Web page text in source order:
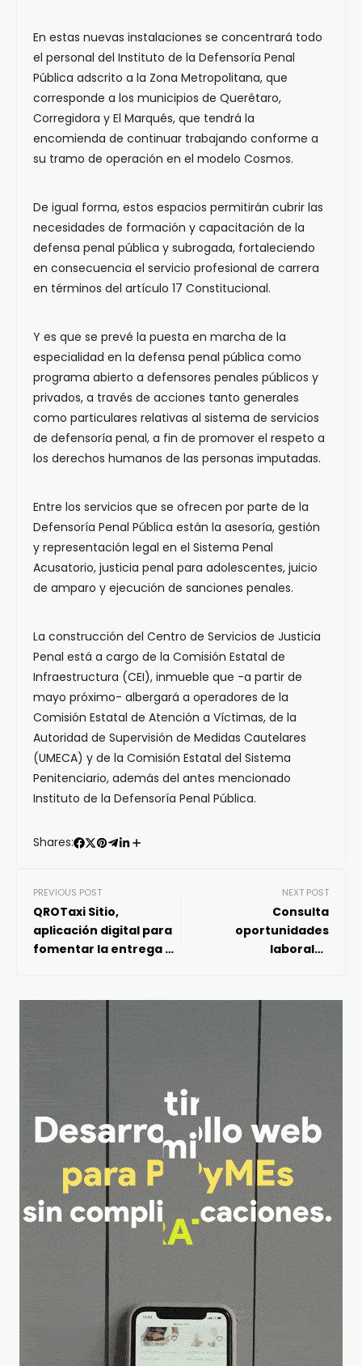
En estas nuevas instalaciones se concentrará todo
el personal del Instituto de la Defensoría Penal
Pública adscrito a la Zona Metropolitana, que
corresponde a los municipios de Querétaro,
Corregidora y El Marqués, que tendrá la
encomienda de continuar trabajando conforme a
su tramo de operación en el modelo Cosmos.
De igual forma, estos espacios permitirán cubrir las
necesidades de formación y capacitación de la
defensa penal pública y subrogada, fortaleciendo
en consecuencia el servicio profesional de carrera
en términos del artículo 17 Constitucional.
Y es que se prevé la puesta en marcha de la
especialidad en la defensa penal pública como
programa abierto a defensores penales públicos y
privados, a través de acciones tanto generales
como particulares relativas al sistema de servicios
de defensoría penal, a fin de promover el respeto a
los derechos humanos de las personas imputadas.
Entre los servicios que se ofrecen por parte de la
Defensoría Penal Pública están la asesoría, gestión
y representación legal en el Sistema Penal
Acusatorio, justicia penal para adolescentes, juicio
de amparo y ejecución de sanciones penales.
La construcción del Centro de Servicios de Justicia
Penal está a cargo de la Comisión Estatal de
Infraestructura (CEI), inmueble que -a partir de
mayo próximo- albergará a operadores de la
Comisión Estatal de Atención a Víctimas, de la
Autoridad de Supervisión de Medidas Cautelares
(UMECA) y de la Comisión Estatal del Sistema
Penitenciario, además del antes mencionado
Instituto de la Defensoría Penal Pública.
Shares:
PREVIOUS POST
QROTaxi Sitio,
aplicación digital para
fomentar la entrega de
de Querétaro y San
NEXT POST
Consulta
oportunidades
laborales